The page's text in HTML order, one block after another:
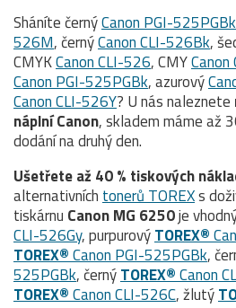
Sháníte černýCanon PGI-525PGBk
526M, černýCanon CLI-526Bk,
CMYKCanon CLI-526, CMY
Canon PGI-525PGBk, azurový
Canon CLI-526Y? U nás naleznete
náplní Canon, skladem máme až
dodání na druhý den.
Ušetřete až 40 % tiskových
alternativních tonerů TOREXs
tiskárnu Canon MG 6250je
CLI-526Gy, purpurovýTOREX®
TOREX®Canon PGI-525PGBk,
525PGBk, černýTOREX®Canon
TOREX®Canon CLI-526C, žlutý